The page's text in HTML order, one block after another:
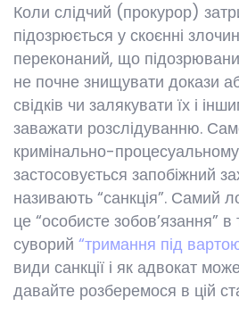
Коли слідчий (прокурор)
підозрюється у скоєнні
переконаний, що
не почне знищувати докази
свідків чи залякувати їх і
заважати розслідуванню.
кримінально-
застосовується запобіжний
називають “санкція”. Самий
це “особисте зобов’язання”
суворий “тримання під
види санкції і як адвокат
давайте розберемося в цій